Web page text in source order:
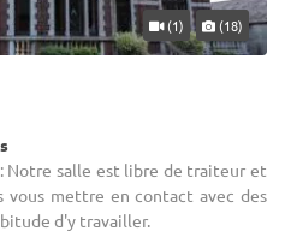
(1) (18)
Notre salle est libre de traiteur et
vous mettre en contact avec des
d'y travailler.